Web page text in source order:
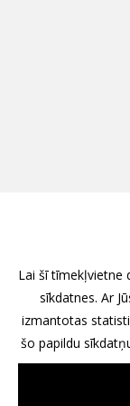
Lai šī tīmekļvietne
sīkdatnes. Ar
izmantotas
šo papildu